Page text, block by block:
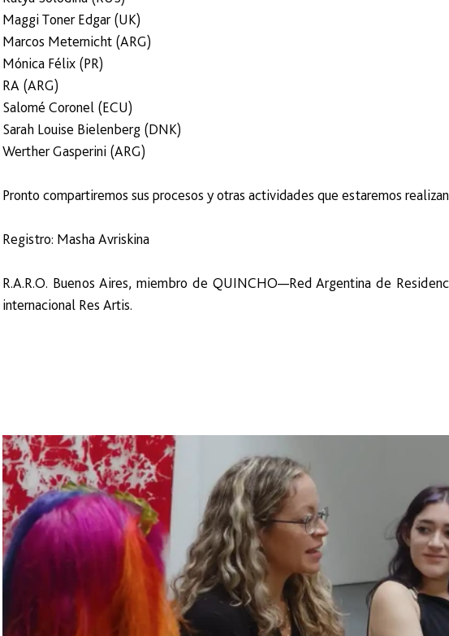
Maggi Toner Edgar (UK)
Marcos Meternicht (ARG)
Mónica Félix (PR)
RA (ARG)
Salomé Coronel (ECU)
Sarah Louise Bielenberg (DNK)
Werther Gasperini (ARG)
Pronto compartiremos sus procesos y otras actividades que estaremos
Registro: Masha Avriskina
R.A.R.O. Buenos Aires, miembro de QUINCHO—Red Argentina de
internacional Res Artis.